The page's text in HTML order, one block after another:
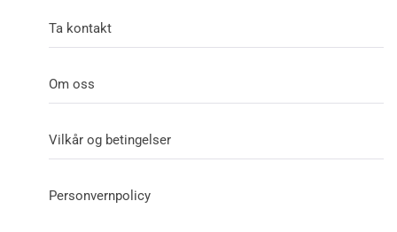
Ta kontakt
Om oss
Vilkår og betingelser
Personvernpolicy